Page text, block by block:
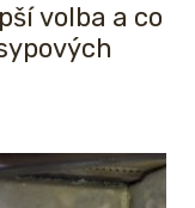
volba a co